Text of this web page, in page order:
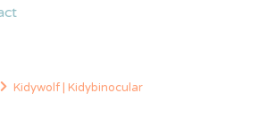
Kidywolf | Kidybinocular